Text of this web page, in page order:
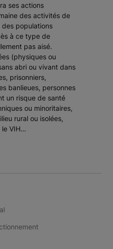
ses actions
des activités de
des populations
à ce type de
pas aisé.
(physiques ou
abri ou vivant dans
prisonniers,
banlieues, personnes
un risque de santé
ou minoritaires,
rural ou isolées,
le VIH…